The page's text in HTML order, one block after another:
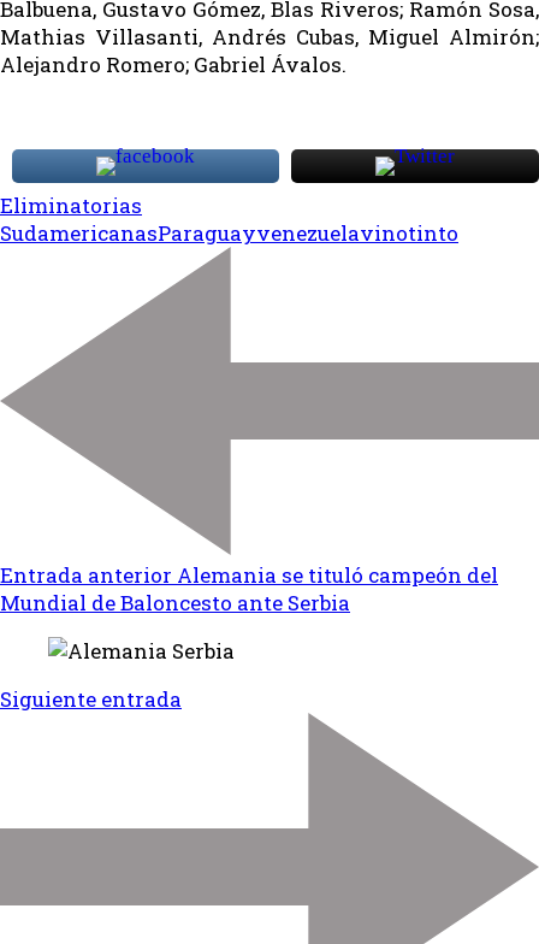
Balbuena, Gustavo Gómez, Blas Riveros; Ramón Sosa,
Mathias Villasanti, Andrés Cubas, Miguel Almirón;
Alejandro Romero; Gabriel Ávalos.
Eliminatorias
SudamericanasParaguayvenezuelavinotinto
Entrada anterior Alemania se tituló campeón del
Mundial de Baloncesto ante Serbia
Siguiente entrada